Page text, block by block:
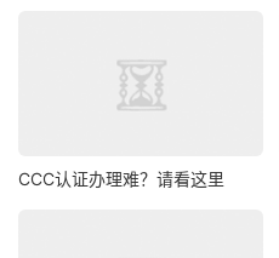
CCC认证办理难？请看这里